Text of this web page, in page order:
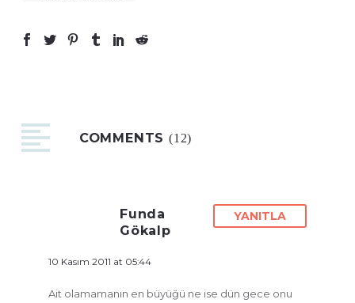
COMMENTS(12)
Funda
Gökalp
10 Kasım 2011 at 05:44
YANITLA
Ait olamamanın en büyüğü ne ise dün gece onu